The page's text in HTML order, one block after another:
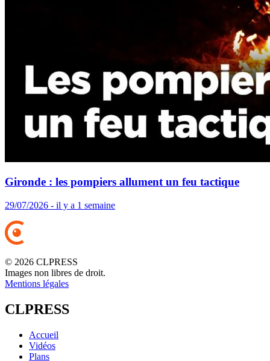
Gironde : les pompiers allument un feu tactique
29/07/2026 - il y a 1 semaine
© 2026 CLPRESS
Images non libres de droit.
Mentions légales
CLPRESS
Accueil
Vidéos
Plans